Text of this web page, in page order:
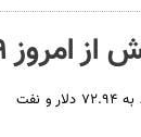
۱۹ اردیبهشت
قیمت نفت‌خام با ۲.۲۷ درصد رشد به ۷۲.۹۴ دلار و نفت